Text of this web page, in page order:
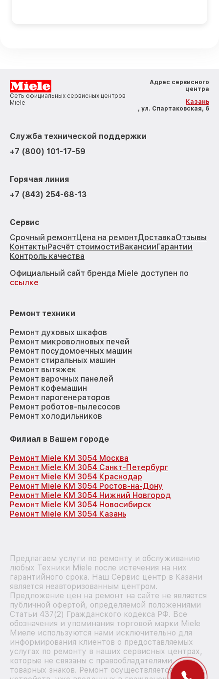
Сеть официальных сервисных центров
Miele
Адрес сервисного
центра
Казань
, ул. Спартаковская, 6
Служба технической поддержки
+7 (800) 101-17-59
Горячая линия
+7 (843) 254-68-13
Сервис
Срочный ремонтЦена на ремонтДоставкаОтзывы
КонтактыРасчёт стоимостиВакансииГарантии
Контроль качества
Официальный сайт бренда Miele доступен по
ссылке
Ремонт техники
Ремонт духовых шкафов
Ремонт микроволновых печей
Ремонт посудомоечных машин
Ремонт стиральных машин
Ремонт вытяжек
Ремонт варочных панелей
Ремонт кофемашин
Ремонт парогенераторов
Ремонт роботов-пылесосов
Ремонт холодильников
Филиал в Вашем городе
Ремонт Miele KM 3054 Москва
Ремонт Miele KM 3054 Санкт-Петербург
Ремонт Miele KM 3054 Краснодар
Ремонт Miele KM 3054 Ростов-на-Дону
Ремонт Miele KM 3054 Нижний Новгород
Ремонт Miele KM 3054 Новосибирск
Ремонт Miele KM 3054 Казань
Предлагаем услуги по ремонту и обслуживанию
любых Техники Miele после истечения на них
гарантийного срока. Наш Сервис центр в Казани
является неавторизованным центром.
Предложение цен на ремонт на сайте не является
публичной офертой, определяемой положениями
Статьи 437(2) Гражданского кодекса РФ. Все
обозначения и упоминания торговой марки Miele
Миеле используются нами исключительно для
информирования клиентов о предоставляемых
услугах по ремонту в наших сервисных центрах,
которые не связаны с правообладателями
товарных знаков. Ремонт осуществляется для